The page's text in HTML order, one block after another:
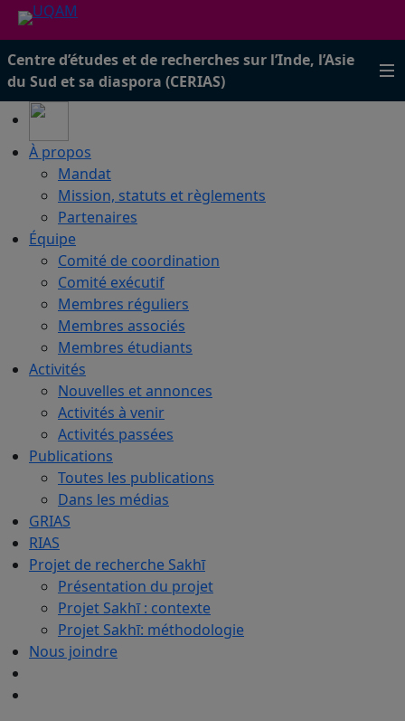
Centre d’études et de recherches sur l’Inde, l’Asie
du Sud et sa diaspora (CERIAS)
À propos
Mandat
Mission, statuts et règlements
Partenaires
Équipe
Comité de coordination
Comité exécutif
Membres réguliers
Membres associés
Membres étudiants
Activités
Nouvelles et annonces
Activités à venir
Activités passées
Publications
Toutes les publications
Dans les médias
GRIAS
RIAS
Projet de recherche Sakhī
Présentation du projet
Projet Sakhī : contexte
Projet Sakhī: méthodologie
Nous joindre